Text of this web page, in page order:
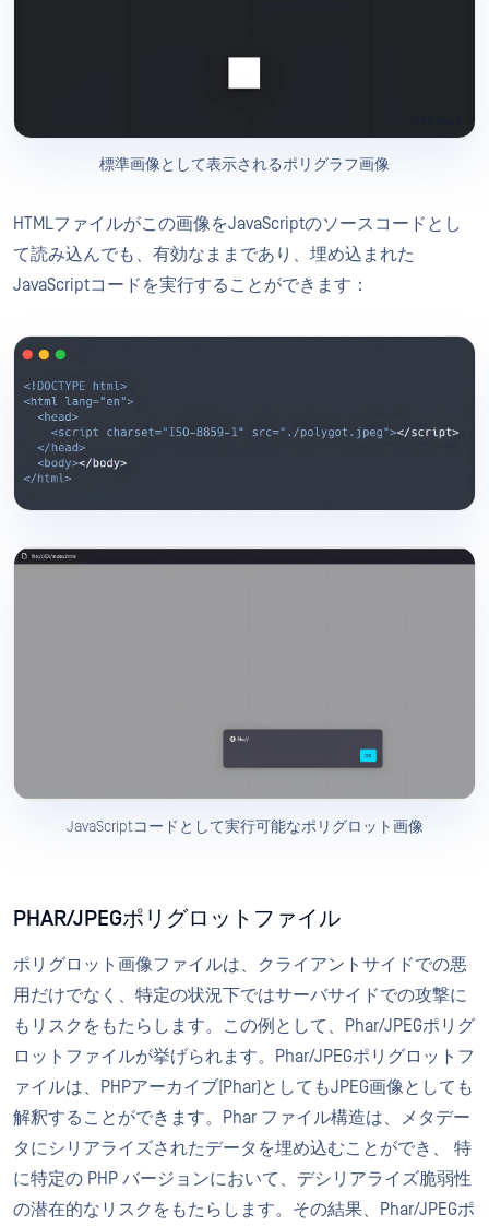
標準画像として表示されるポリグラフ画像
HTMLファイルがこの画像をJavaScriptのソースコードとし
て読み込んでも、有効なままであり、埋め込まれた
JavaScriptコードを実行することができます：
JavaScriptコードとして実行可能なポリグロット画像
PHAR/JPEGポリグロットファイル
ポリグロット画像ファイルは、クライアントサイドでの悪
用だけでなく、特定の状況下ではサーバサイドでの攻撃に
もリスクをもたらします。この例として、Phar/JPEGポリグ
ロットファイルが挙げられます。Phar/JPEGポリグロットフ
ァイルは、PHPアーカイブ(Phar)としてもJPEG画像としても
解釈することができます。Phar ファイル構造は、メタデー
タにシリアライズされたデータを埋め込むことができ、 特
に特定の PHP バージョンにおいて、デシリアライズ脆弱性
の潜在的なリスクをもたらします。その結果、Phar/JPEGポ